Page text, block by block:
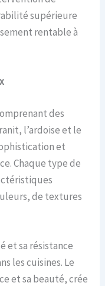
supérieure
rentable à
des
l’ardoise et le
et
Chaque type de
de textures
et sa résistance
les cuisines. Le
et sa beauté, crée